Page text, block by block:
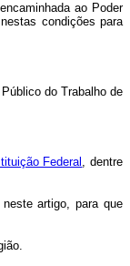
ao Poder
condições para
do Trabalho de
Federal , dentre
artigo, para que